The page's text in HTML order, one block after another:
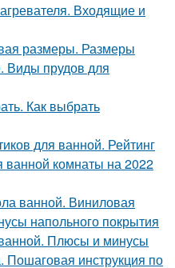
Входящие и
размеры. Размеры
Виды прудов для
Как выбрать
для ванной. Рейтинг
ванной комнаты на 2022
ванной. Виниловая
напольного покрытия
Плюсы и минусы
Пошаговая инструкция по